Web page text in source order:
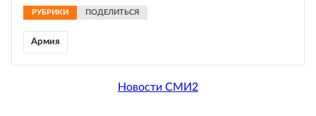
РУБРИКИ ПОДЕЛИТЬСЯ
Армия
Новости СМИ2